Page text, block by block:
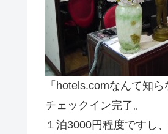
「hotels.comなんて知
チェックイン完了。
１泊3000円程度ですし